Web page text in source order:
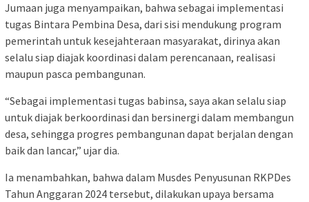
Jumaan juga menyampaikan, bahwa sebagai implementasi
tugas Bintara Pembina Desa, dari sisi mendukung program
pemerintah untuk kesejahteraan masyarakat, dirinya akan
selalu siap diajak koordinasi dalam perencanaan, realisasi
maupun pasca pembangunan.
“Sebagai implementasi tugas babinsa, saya akan selalu siap
untuk diajak berkoordinasi dan bersinergi dalam membangun
desa, sehingga progres pembangunan dapat berjalan dengan
baik dan lancar,” ujar dia.
Ia menambahkan, bahwa dalam Musdes Penyusunan RKPDes
Tahun Anggaran 2024 tersebut, dilakukan upaya bersama